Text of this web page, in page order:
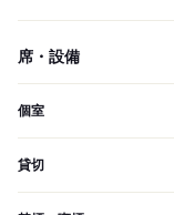
席・設備
個室
貸切